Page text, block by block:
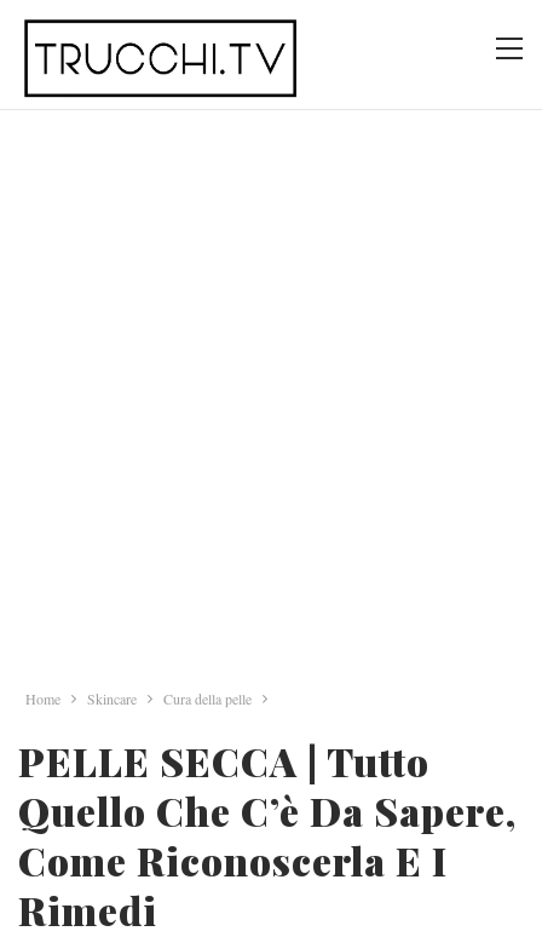
Home Skincare Cura della pelle
PELLE SECCA | Tutto
Quello Che C’è Da Sapere,
Come Riconoscerla E I
Rimedi